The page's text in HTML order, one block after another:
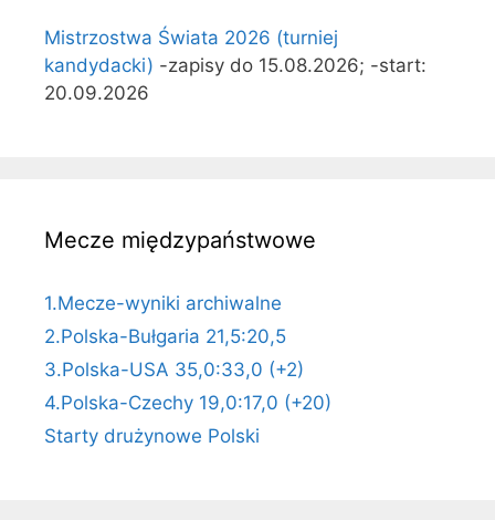
Mistrzostwa Świata 2026 (turniej
kandydacki) -zapisy do 15.08.2026; -start:
20.09.2026
Mecze międzypaństwowe
1.Mecze-wyniki archiwalne
2.Polska-Bułgaria 21,5:20,5
3.Polska-USA 35,0:33,0 (+2)
4.Polska-Czechy 19,0:17,0 (+20)
Starty drużynowe Polski